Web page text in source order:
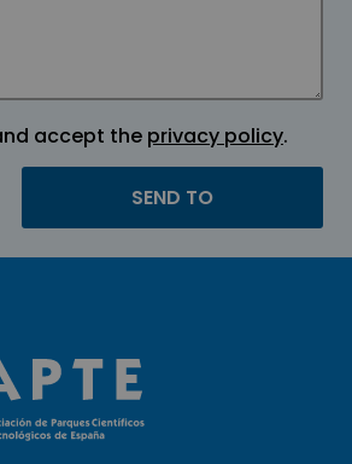
accept the privacy policy.